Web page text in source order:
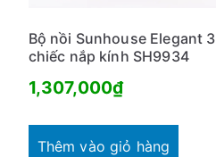
Bộ nồi Sunhouse Elegant 3
chiếc nắp kính SH9934
1,307,000₫
Thêm vào giỏ hàng